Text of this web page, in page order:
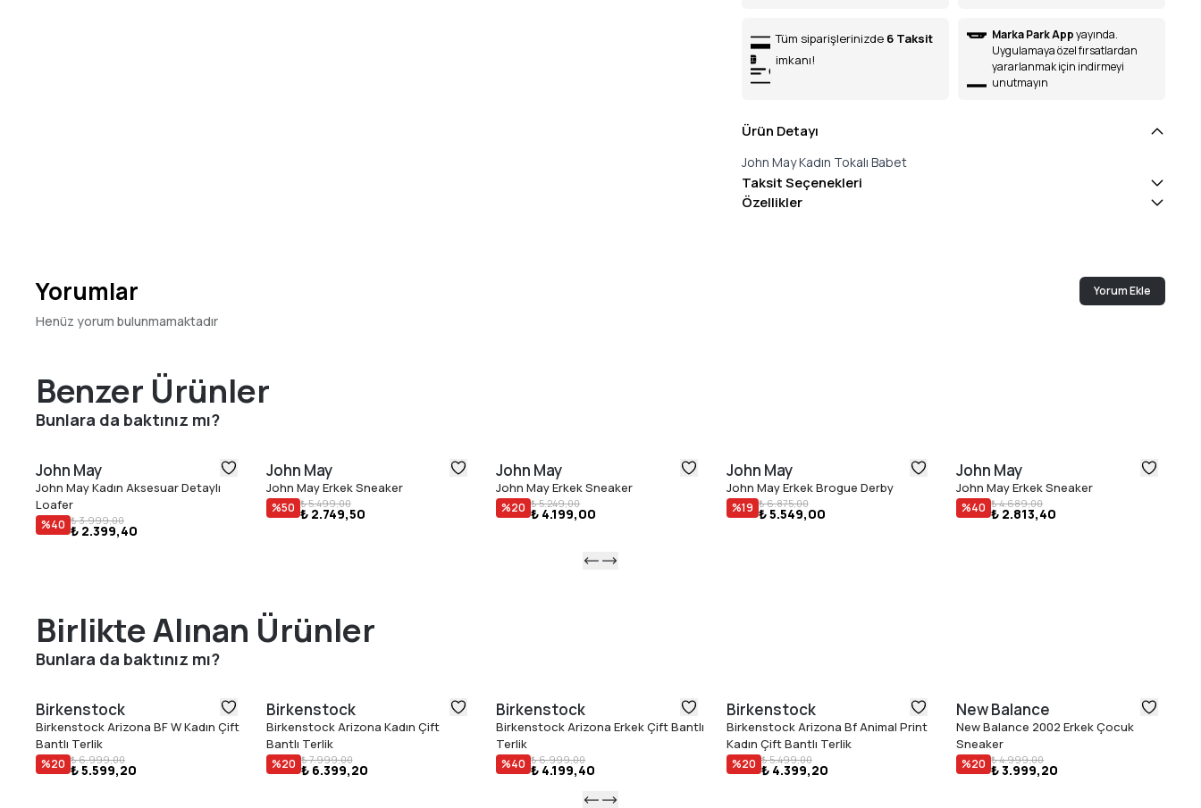
Tüm siparişlerinizde 6 Taksit
imkanı!
Marka Park Appyayında.
Uygulamaya özel fırsatlardan
yararlanmak için indirmeyi
unutmayın
Ürün Detayı
John May Kadın Tokalı Babet
Taksit Seçenekleri
Özellikler
Yorumlar Yorum Ekle
Henüz yorum bulunmamaktadır
Benzer Ürünler
Bunlara da baktınız mı?
John May
John May Kadın Aksesuar Detaylı
Loafer
%40 ₺ 3.999,00
₺ 2.399,40
John May
John May Erkek Sneaker
%50 ₺ 5.499,00
₺ 2.749,50
John May
John May Erkek Sneaker
%20 ₺ 5.249,00
₺ 4.199,00
John May
John May Erkek Brogue Derby
%19 ₺ 6.875,00
₺ 5.549,00
John May
John May Erkek Sneaker
%40 ₺ 4.689,00
₺ 2.813,40
Birlikte Alınan Ürünler
Bunlara da baktınız mı?
Birkenstock
Birkenstock Arizona BF W Kadın Çift
Bantlı Terlik
%20 ₺ 6.999,00
₺ 5.599,20
Birkenstock
Birkenstock Arizona Kadın Çift
Bantlı Terlik
%20 ₺ 7.999,00
₺ 6.399,20
Birkenstock
Birkenstock Arizona Erkek Çift Bantlı
Terlik
%40 ₺ 6.999,00
₺ 4.199,40
Birkenstock
Birkenstock Arizona Bf Animal Print
Kadın Çift Bantlı Terlik
%20 ₺ 5.499,00
₺ 4.399,20
New Balance
New Balance 2002 Erkek Çocuk
Sneaker
%20 ₺ 4.999,00
₺ 3.999,20